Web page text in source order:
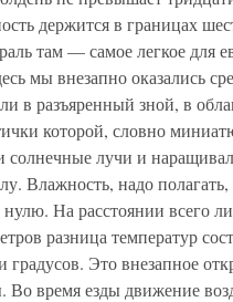
держится в границах
там — самое легкое для
мы внезапно оказались
в разъяренный зной, в
которой, словно
солнечные лучи и
Влажность, надо полагать,
На расстоянии всего
разница температур
градусов. Это внезапное
Во время езды движение